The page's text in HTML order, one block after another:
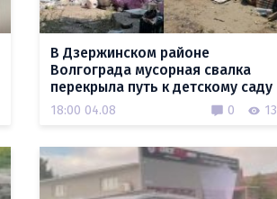
В Дзержинском районе
Волгограда мусорная свалка
перекрыла путь к детскому саду
18:00 04.08 0 13